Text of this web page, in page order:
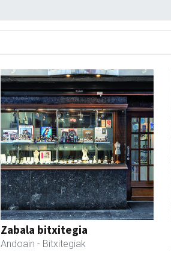
Zabala bitxitegia
Andoain - Bitxitegiak